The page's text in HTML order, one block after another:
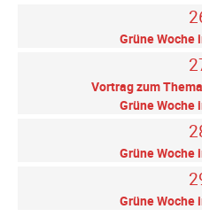
Grüne Woche
Vortrag zum
Grüne Woche
Grüne Woche
Grüne Woche